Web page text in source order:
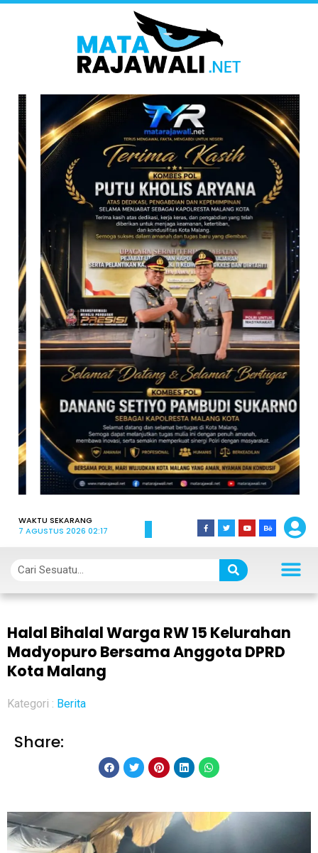
WAKTU SEKARANG
7 AGUSTUS 2026 02:17
Halal Bihalal Warga RW 15 Kelurahan
Madyopuro Bersama Anggota DPRD
Kota Malang
Kategori : Berita
Share: